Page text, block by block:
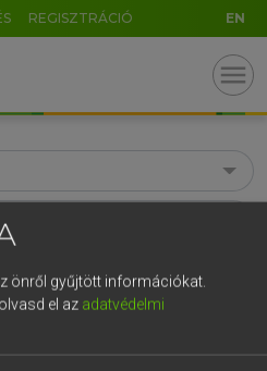
REGISZTRÁCIÓ EN
menu
önről gyűjtött információkat.
el az adatvédelmi
9 ö ü ó